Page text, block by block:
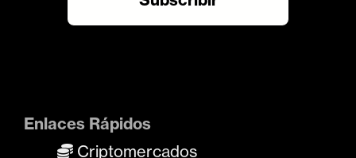
Enlaces Rápidos
Criptomercados